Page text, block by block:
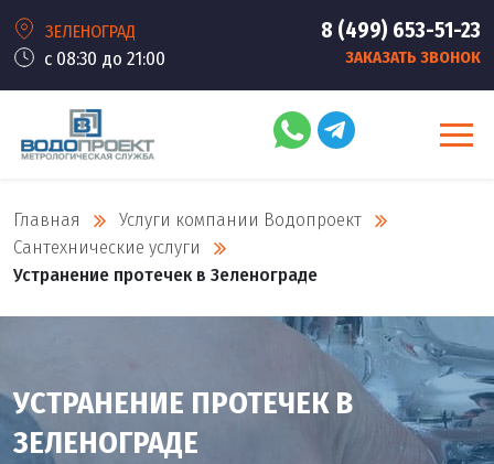
ЗЕЛЕНОГРАД
с 08:30 до 21:00
8 (499) 653-51-23
ЗАКАЗАТЬ ЗВОНОК
Главная
Услуги компании Водопроект
Сантехнические услуги
Устранение протечек в Зеленограде
УСТРАНЕНИЕ ПРОТЕЧЕК В
ЗЕЛЕНОГРАДЕ